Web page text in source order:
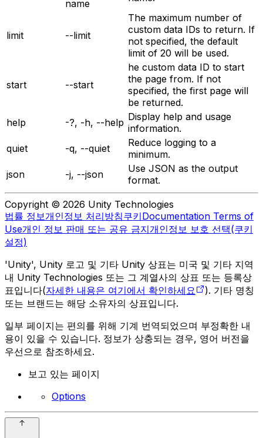
name
limit --limit
The maximum number of
custom data IDs to return. If
not specified, the default
limit of 20 will be used.
start --start
he custom data ID to start
the page from. If not
specified, the first page will
be returned.
help
-?, -h, --help Display help and usage
information.
quiet
-q, --quiet
Reduce logging to a
minimum.
json
-j, --json
Use JSON as the output
format.
Copyright © 2026 Unity Technologies
법률 정보개인정보 처리방침쿠키Documentation Terms of
Use개인 정보 판매 또는 공유 금지개인정보 보호 선택(쿠키
설정)
'Unity', Unity 로고 및 기타 Unity 상표는 미국 및 기타 지역
내 Unity Technologies 또는 그 계열사의 상표 또는 등록상
표입니다(자세한 내용은 여기에서 확인하세요
). 기타 명칭
또는 브랜드는 해당 소유자의 상표입니다.
일부 페이지는 편의를 위해 기계 번역되었으며 부정확한 내
용이 있을 수 있습니다. 정보가 상충되는 경우, 영어 버전을
우선으로 참조하세요.
보고 있는 페이지
Options